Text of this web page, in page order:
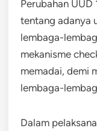
Perubahan
tentang adanya
lembaga-
mekanisme
memadai, demi
lembaga-
Dalam